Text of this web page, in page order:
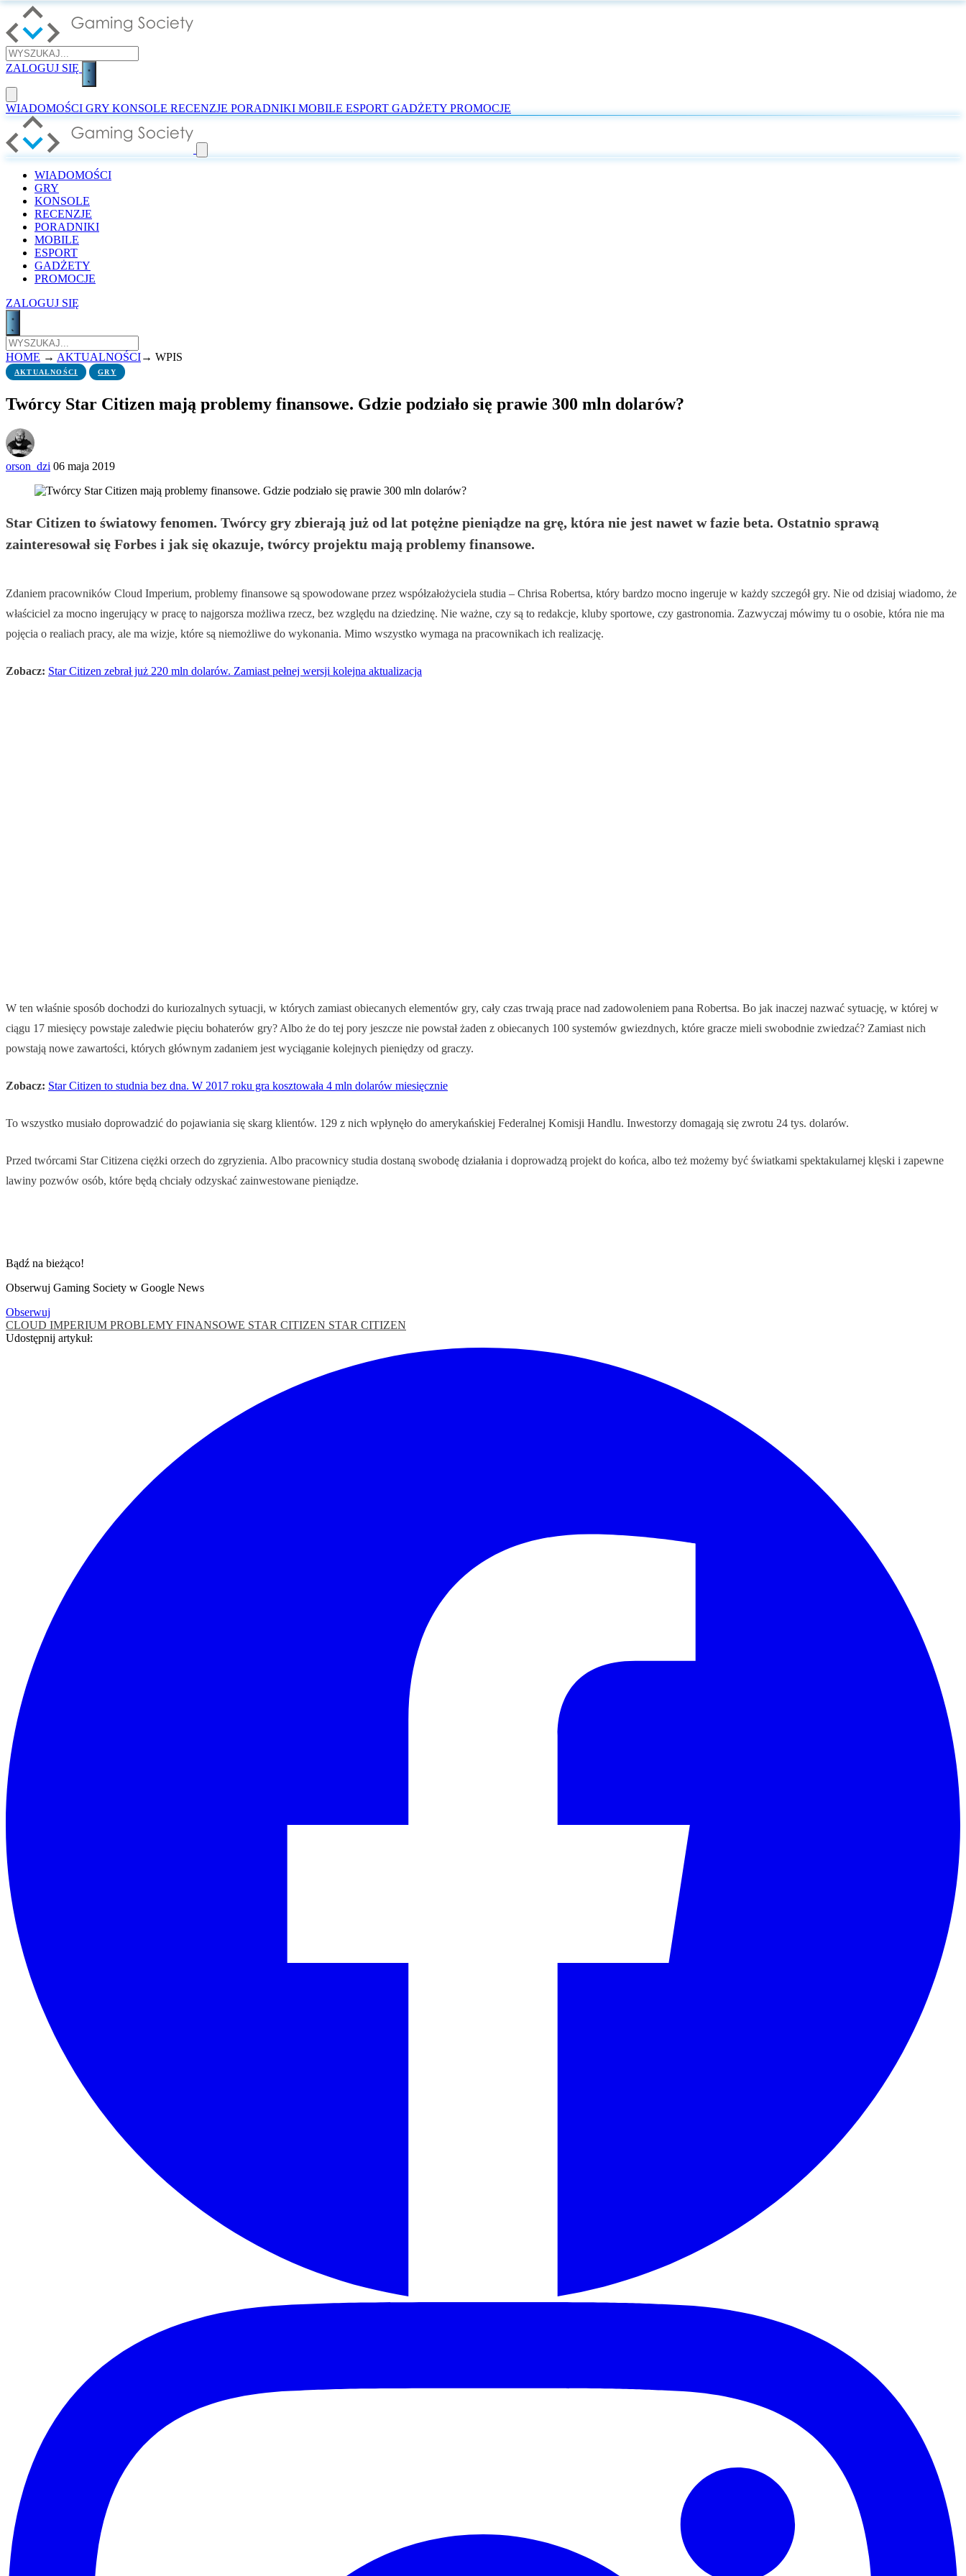
ZALOGUJ SIĘ
WIADOMOŚCI GRY KONSOLE RECENZJE PORADNIKI MOBILE ESPORT GADŻETY PROMOCJE
WIADOMOŚCI
GRY
KONSOLE
RECENZJE
PORADNIKI
MOBILE
ESPORT
GADŻETY
PROMOCJE
ZALOGUJ SIĘ
HOME → AKTUALNOŚCI→ WPIS
AKTUALNOŚCI GRY
Twórcy Star Citizen mają problemy finansowe. Gdzie podziało się prawie 300 mln dolarów?
orson_dzi 06 maja 2019
Star Citizen to światowy fenomen. Twórcy gry zbierają już od lat potężne pieniądze na grę, która nie jest nawet w fazie beta. Ostatnio sprawą
zainteresował się Forbes i jak się okazuje, twórcy projektu mają problemy finansowe.
Zdaniem pracowników Cloud Imperium, problemy finansowe są spowodowane przez współzałożyciela studia – Chrisa Robertsa, który bardzo mocno ingeruje w każdy szczegół gry. Nie od dzisiaj wiadomo, że
właściciel za mocno ingerujący w pracę to najgorsza możliwa rzecz, bez względu na dziedzinę. Nie ważne, czy są to redakcje, kluby sportowe, czy gastronomia. Zazwyczaj mówimy tu o osobie, która nie ma
pojęcia o realiach pracy, ale ma wizje, które są niemożliwe do wykonania. Mimo wszystko wymaga na pracownikach ich realizację.
Zobacz: Star Citizen zebrał już 220 mln dolarów. Zamiast pełnej wersji kolejna aktualizacja
W ten właśnie sposób dochodzi do kuriozalnych sytuacji, w których zamiast obiecanych elementów gry, cały czas trwają prace nad zadowoleniem pana Robertsa. Bo jak inaczej nazwać sytuację, w której w
ciągu 17 miesięcy powstaje zaledwie pięciu bohaterów gry? Albo że do tej pory jeszcze nie powstał żaden z obiecanych 100 systemów gwiezdnych, które gracze mieli swobodnie zwiedzać? Zamiast nich
powstają nowe zawartości, których głównym zadaniem jest wyciąganie kolejnych pieniędzy od graczy.
Zobacz: Star Citizen to studnia bez dna. W 2017 roku gra kosztowała 4 mln dolarów miesięcznie
To wszystko musiało doprowadzić do pojawiania się skarg klientów. 129 z nich wpłynęło do amerykańskiej Federalnej Komisji Handlu. Inwestorzy domagają się zwrotu 24 tys. dolarów.
Przed twórcami Star Citizena ciężki orzech do zgryzienia. Albo pracownicy studia dostaną swobodę działania i doprowadzą projekt do końca, albo też możemy być światkami spektakularnej klęski i zapewne
lawiny pozwów osób, które będą chciały odzyskać zainwestowane pieniądze.
Bądź na bieżąco!
Obserwuj Gaming Society w Google News
Obserwuj
CLOUD IMPERIUM PROBLEMY FINANSOWE STAR CITIZEN STAR CITIZEN
Udostępnij artykuł: